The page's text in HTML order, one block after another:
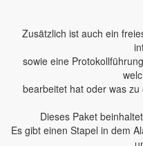
Zusätzlich ist auch ein
sowie eine
bearbeitet hat oder was
Dieses Paket
Es gibt einen Stapel in dem